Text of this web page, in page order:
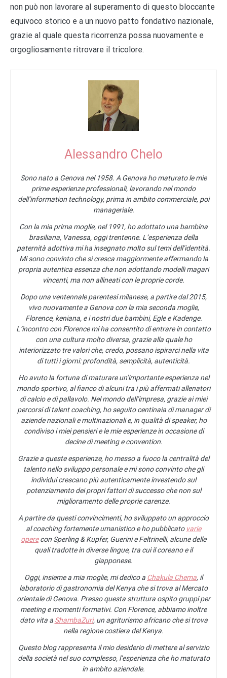
non può non lavorare al superamento di questo bloccante
equivoco storico e a un nuovo patto fondativo nazionale,
grazie al quale questa ricorrenza possa nuovamente e
orgogliosamente ritrovare il tricolore.
Alessandro Chelo
Sono nato a Genova nel 1958. A Genova ho maturato le mie
prime esperienze professionali, lavorando nel mondo
dell’information technology, prima in ambito commerciale, poi
manageriale.
Con la mia prima moglie, nel 1991, ho adottato una bambina
brasiliana, Vanessa, oggi trentenne. L’esperienza della
paternità adottiva mi ha insegnato molto sul temi dell’identità.
Mi sono convinto che si cresca maggiormente affermando la
propria autentica essenza che non adottando modelli magari
vincenti, ma non allineati con le proprie corde.
Dopo una ventennale parentesi milanese, a partire dal 2015,
vivo nuovamente a Genova con la mia seconda moglie,
Florence, keniana, e i nostri due bambini, Egle e Kadenge.
L’incontro con Florence mi ha consentito di entrare in contatto
con una cultura molto diversa, grazie alla quale ho
interiorizzato tre valori che, credo, possano ispirarci nella vita
di tutti i giorni: profondità, semplicità, autenticità.
Ho avuto la fortuna di maturare un’importante esperienza nel
mondo sportivo, al fianco di alcuni tra i più affermati allenatori
di calcio e di pallavolo. Nel mondo dell’impresa, grazie ai miei
percorsi di talent coaching, ho seguito centinaia di manager di
aziende nazionali e multinazionali e, in qualità di speaker, ho
condiviso i miei pensieri e le mie esperienze in occasione di
decine di meeting e convention.
Grazie a queste esperienze, ho messo a fuoco la centralità del
talento nello sviluppo personale e mi sono convinto che gli
individui crescano più autenticamente investendo sul
potenziamento dei propri fattori di successo che non sul
miglioramento delle proprie carenze.
A partire da questi convincimenti, ho sviluppato un approccio
al coaching fortemente umanistico e ho pubblicato varie
operecon Sperling & Kupfer, Guerini e Feltrinelli, alcune delle
quali tradotte in diverse lingue, tra cui il coreano e il
giapponese.
Oggi, insieme a mia moglie, mi dedico a Chakula Chema, il
laboratorio di gastronomia del Kenya che si trova al Mercato
orientale di Genova. Presso questa struttura ospito gruppi per
meeting e momenti formativi. Con Florence, abbiamo inoltre
dato vita a ShambaZuri, un agriturismo africano che si trova
nella regione costiera del Kenya.
Questo blog rappresenta il mio desiderio di mettere al servizio
della società nel suo complesso, l’esperienza che ho maturato
in ambito aziendale.